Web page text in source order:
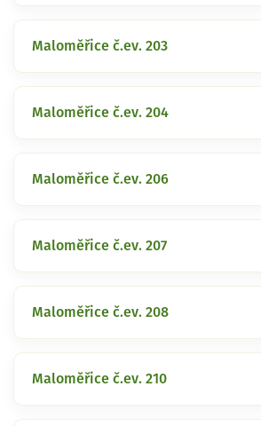
Maloměřice č.ev. 203
Maloměřice č.ev. 204
Maloměřice č.ev. 206
Maloměřice č.ev. 207
Maloměřice č.ev. 208
Maloměřice č.ev. 210